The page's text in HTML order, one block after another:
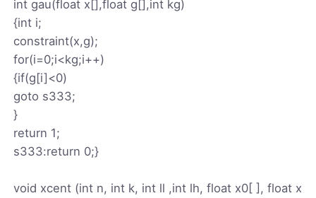
int gau(float x[],float g[],int kg)
{int i;
constraint(x,g);
for(i=0;i<kg;i++)
{if(g[i]<0)
goto s333;
}
return 1;
s333:return 0;}
void xcent (int n, int k, int ll ,int lh, float x0[ ], float x